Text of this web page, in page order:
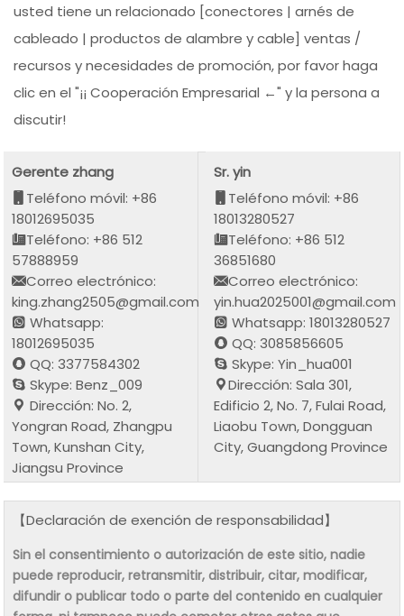
usted tiene un relacionado [conectores | arnés de
cableado | productos de alambre y cable] ventas /
recursos y necesidades de promoción, por favor haga
clic en el "¡¡ Cooperación Empresarial ←" y la persona a
discutir!
Gerente zhang
Teléfono móvil: +86
18012695035
Teléfono: +86 512
57888959
Correo electrónico:
king.zhang2505@gmail.com
Whatsapp:
18012695035
QQ: 3377584302
Skype: Benz_009
Dirección: No. 2,
Yongran Road, Zhangpu
Town, Kunshan City,
Jiangsu Province
Sr. yin
Teléfono móvil: +86
18013280527
Teléfono: +86 512
36851680
Correo electrónico:
yin.hua2025001@gmail.com
Whatsapp: 18013280527
QQ: 3085856605
Skype: Yin_hua001
Dirección: Sala 301,
Edificio 2, No. 7, Fulai Road,
Liaobu Town, Dongguan
City, Guangdong Province
【Declaración de exención de responsabilidad】
Sin el consentimiento o autorización de este sitio, nadie
puede reproducir, retransmitir, distribuir, citar, modificar,
difundir o publicar todo o parte del contenido en cualquier